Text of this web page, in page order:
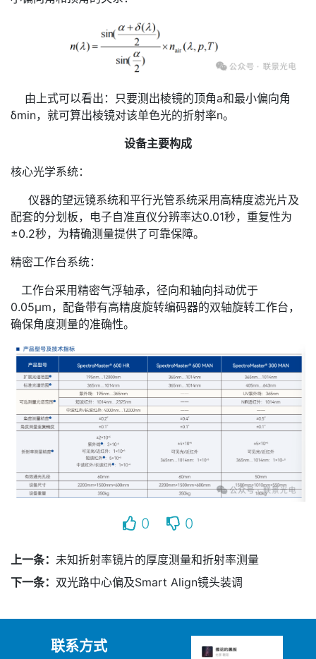
由上式可以看出：只要测出棱镜的顶角a和最小偏向角
δmin，就可算出棱镜对该单色光的折射率n。
设备主要构成
核心光学系统：
仪器的望远镜系统和平行光管系统采用高精度滤光片及
配套的分划板，电子自准直仪分辨率达0.01秒，重复性为
±0.2秒，为精确测量提供了可靠保障。
精密工作台系统：
工作台采用精密气浮轴承，径向和轴向抖动优于
0.05μm，配备带有高精度旋转编码器的双轴旋转工作台，
确保角度测量的准确性。
0 0
上一条： 未知折射率镜片的厚度测量和折射率测量
下一条： 双光路中心偏及Smart Align镜头装调
联系方式